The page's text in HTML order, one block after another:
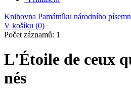
Knihovna Památníku národního
V košíku (0)
Počet záznamů: 1
L'Étoile de ceux
nés